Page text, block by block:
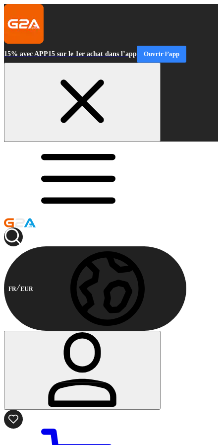
15% avec APP15 sur le 1er achat dans l’app Ouvrir l’app
FR EUR